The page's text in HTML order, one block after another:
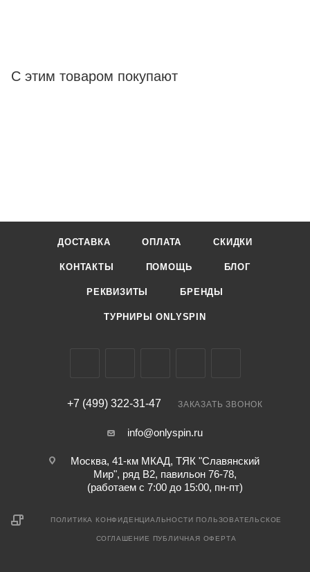
С этим товаром покупают
ДОСТАВКА ОПЛАТА СКИДКИ
КОНТАКТЫ ПОМОЩЬ БЛОГ
РЕКВИЗИТЫ БРЕНДЫ
ТУРНИРЫ ONLYSPIN
+7 (499) 322-31-47 ЗАКАЗАТЬ ЗВОНОК
info@onlyspin.ru
Москва, 41-км МКАД, ТЯК "Славянский
Мир", ряд В2, павильон 76-78,
(работаем с 7:00 до 15:00, пн-пт)
ПОЛИТИКА КОНФИДЕНЦИАЛЬНОСТИ ПОЛЬЗОВАТЕЛЬСКОЕ
СОГЛАШЕНИЕ ПУБЛИЧНАЯ ОФЕРТА